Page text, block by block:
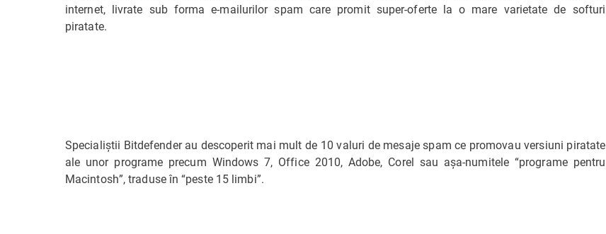
internet, livrate sub forma e-mailurilor spam care promit super-oferte la o mare varietate de softuri
piratate.
Specialiştii Bitdefender au descoperit mai mult de 10 valuri de mesaje spam ce promovau versiuni piratate
ale unor programe precum Windows 7, Office 2010, Adobe, Corel sau aşa-numitele “programe pentru
Macintosh”, traduse în “peste 15 limbi”.